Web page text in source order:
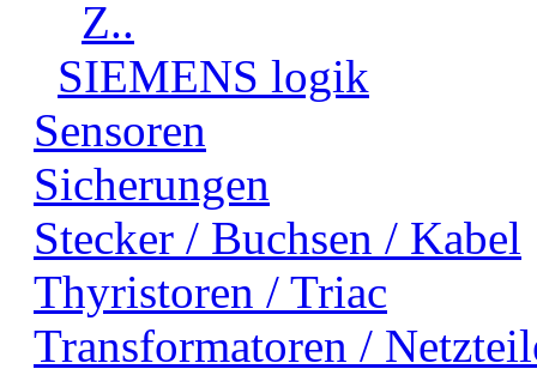
Z..
SIEMENS logik
Sensoren
Sicherungen
Stecker / Buchsen / Kabel
Thyristoren / Triac
Transformatoren /